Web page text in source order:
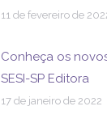
11 de fevereiro de
Conheça os
SESI-SP Editora
17 de janeiro de 2022